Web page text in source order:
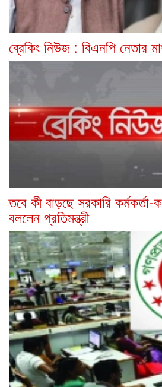
ব্রেকিং নিউজ : বিএনপি নেতার
তবে কী বাড়ছে সরকারি কর্মকর্তা-
বললেন প্রতিমন্ত্রী